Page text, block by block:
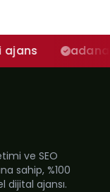
sosyal
ve SEO
sahip, %100
ajansı.